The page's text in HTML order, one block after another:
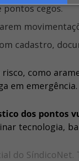
pontos cegos.
cadastro,
como
em emergência.
dos pontos
tecnologia,
do SíndicoNet.